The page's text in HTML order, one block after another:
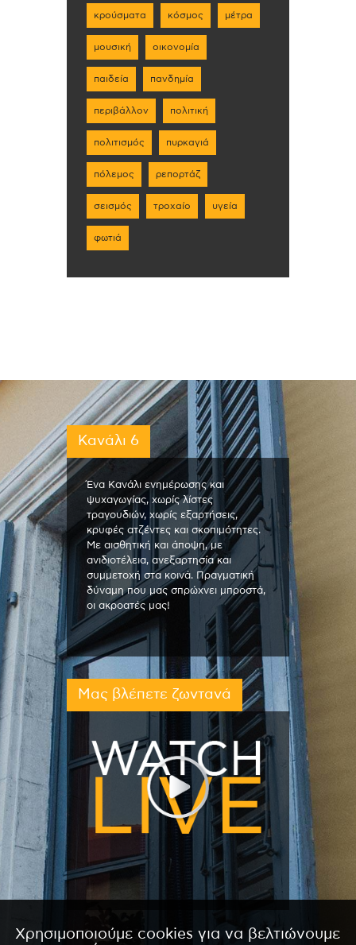
κρούσματα κόσμος μέτρα
μουσική οικονομία
παιδεία πανδημία
περιβάλλον πολιτική
πολιτισμός πυρκαγιά
πόλεμος ρεπορτάζ
σεισμός τροχαίο υγεία
φωτιά
Κανάλι 6
Ένα Κανάλι ενημέρωσης και
ψυχαγωγίας, χωρίς λίστες
τραγουδιών, χωρίς εξαρτήσεις,
κρυφές ατζέντες και σκοπιμότητες.
Με αισθητική και άποψη, με
ανιδιοτέλεια, ανεξαρτησία και
συμμετοχή στα κοινά. Πραγματική
δύναμη που μας σπρώχνει μπροστά,
οι ακροατές μας!
Μας βλέπετε ζωντανά
Χρησιμοποιούμε cookies για να βελτιώνουμε